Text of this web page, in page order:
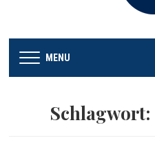
MENU
Schlagwort: